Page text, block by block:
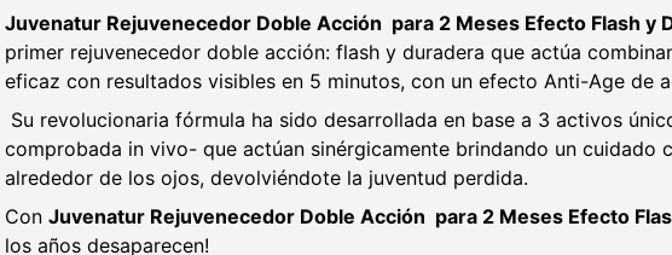
Juvenatur Rejuvenecedor Doble Acción para 2 Meses Efecto Flash y
primer rejuvenecedor doble acción: flash y duradera que actúa
eficaz con resultados visibles en 5 minutos, con un efecto Anti-Age de
Su revolucionaria fórmula ha sido desarrollada en base a 3 activos
comprobada in vivo- que actúan sinérgicamente brindando un cuidado
alrededor de los ojos, devolviéndote la juventud perdida.
Con Juvenatur Rejuvenecedor Doble Acción para 2 Meses Efecto
los años desaparecen!